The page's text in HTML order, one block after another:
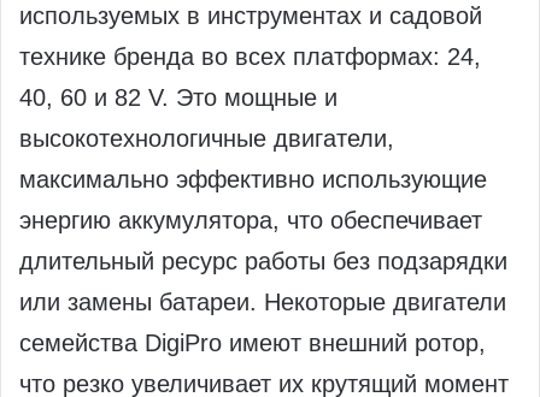
используемых в инструментах и садовой
технике бренда во всех платформах: 24,
40, 60 и 82 V. Это мощные и
высокотехнологичные двигатели,
максимально эффективно использующие
энергию аккумулятора, что обеспечивает
длительный ресурс работы без подзарядки
или замены батареи. Некоторые двигатели
семейства DigiPro имеют внешний ротор,
что резко увеличивает их крутящий момент